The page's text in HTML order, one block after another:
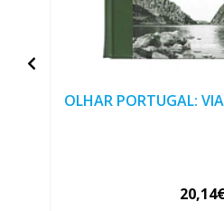
OLHAR PORTUGAL: